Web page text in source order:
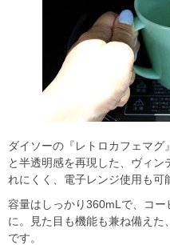
ダイソーの『レトロカフェマ
と半透明感を再現した、ヴィン
れにくく、電子レンジ使用も可
容量はしっかり360mLで、コ
に。見た目も機能も兼ね備え
です。